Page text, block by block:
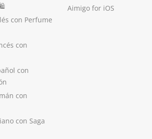
con Perfume
con
con
con
con Saga
Aimigo for iOS